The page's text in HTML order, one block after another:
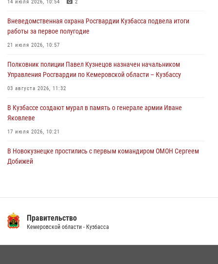
Росгвардейцы пресекли нарушение общественного порядка на
05 августа 2026, 08:10
Росгвардейцы в Юрге пресекли попытку проникновения на
05 августа 2026, 07:45
14 июля 2026, 10:54 2
Вневедомственная охрана Росгвардии Кузбасса подвела итоги
работы за первое полугодие
21 июля 2026, 10:57
Полковник полиции Павел Кузнецов назначен начальником
Управления Росгвардии по Кемеровской области – Кузбассу
03 августа 2026, 11:32
В Кузбассе создают мурал в память о генерале армии Иване
Яковлеве
17 июля 2026, 10:21
В Новокузнецке простились с первым командиром ОМОН Сергеем
Добижей
14 июля 2026, 08:52 1
Правительство
Кемеровской области - Кузбасса